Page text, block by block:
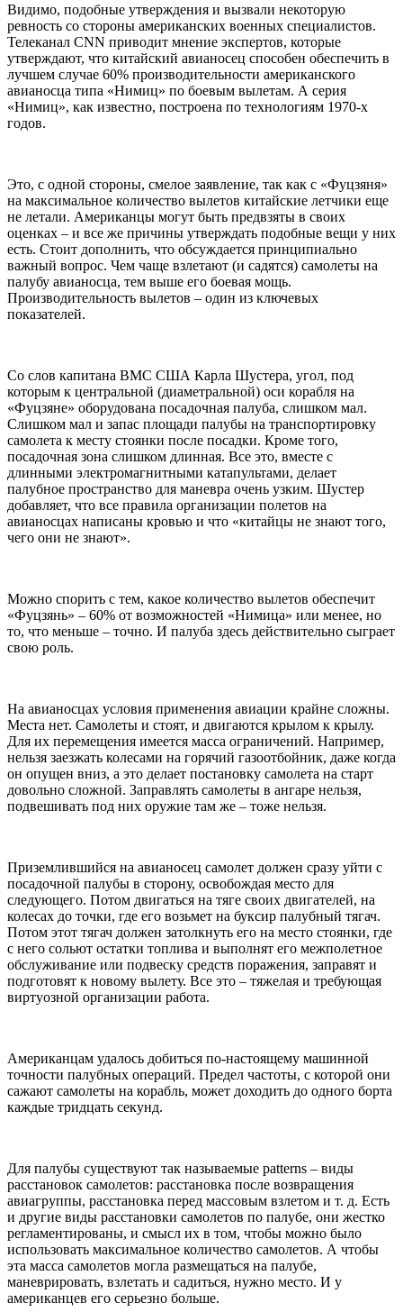
Видимо, подобные утверждения и вызвали некоторую
ревность со стороны американских военных специалистов.
Телеканал CNN приводит мнение экспертов, которые
утверждают, что китайский авианосец способен обеспечить в
лучшем случае 60% производительности американского
авианосца типа «Нимиц» по боевым вылетам. А серия
«Нимиц», как известно, построена по технологиям 1970-х
годов.
Это, с одной стороны, смелое заявление, так как с «Фуцзяня»
на максимальное количество вылетов китайские летчики еще
не летали. Американцы могут быть предвзяты в своих
оценках – и все же причины утверждать подобные вещи у них
есть. Стоит дополнить, что обсуждается принципиально
важный вопрос. Чем чаще взлетают (и садятся) самолеты на
палубу авианосца, тем выше его боевая мощь.
Производительность вылетов – один из ключевых
показателей.
Со слов капитана ВМС США Карла Шустера, угол, под
которым к центральной (диаметральной) оси корабля на
«Фуцзяне» оборудована посадочная палуба, слишком мал.
Слишком мал и запас площади палубы на транспортировку
самолета к месту стоянки после посадки. Кроме того,
посадочная зона слишком длинная. Все это, вместе с
длинными электромагнитными катапультами, делает
палубное пространство для маневра очень узким. Шустер
добавляет, что все правила организации полетов на
авианосцах написаны кровью и что «китайцы не знают того,
чего они не знают».
Можно спорить с тем, какое количество вылетов обеспечит
«Фуцзянь» – 60% от возможностей «Нимица» или менее, но
то, что меньше – точно. И палуба здесь действительно сыграет
свою роль.
На авианосцах условия применения авиации крайне сложны.
Места нет. Самолеты и стоят, и двигаются крылом к крылу.
Для их перемещения имеется масса ограничений. Например,
нельзя заезжать колесами на горячий газоотбойник, даже когда
он опущен вниз, а это делает постановку самолета на старт
довольно сложной. Заправлять самолеты в ангаре нельзя,
подвешивать под них оружие там же – тоже нельзя.
Приземлившийся на авианосец самолет должен сразу уйти с
посадочной палубы в сторону, освобождая место для
следующего. Потом двигаться на тяге своих двигателей, на
колесах до точки, где его возьмет на буксир палубный тягач.
Потом этот тягач должен затолкнуть его на место стоянки, где
с него сольют остатки топлива и выполнят его межполетное
обслуживание или подвеску средств поражения, заправят и
подготовят к новому вылету. Все это – тяжелая и требующая
виртуозной организации работа.
Американцам удалось добиться по-настоящему машинной
точности палубных операций. Предел частоты, с которой они
сажают самолеты на корабль, может доходить до одного борта
каждые тридцать секунд.
Для палубы существуют так называемые patterns – виды
расстановок самолетов: расстановка после возвращения
авиагруппы, расстановка перед массовым взлетом и т. д. Есть
и другие виды расстановки самолетов по палубе, они жестко
регламентированы, и смысл их в том, чтобы можно было
использовать максимальное количество самолетов. А чтобы
эта масса самолетов могла размещаться на палубе,
маневрировать, взлетать и садиться, нужно место. И у
американцев его серьезно больше.